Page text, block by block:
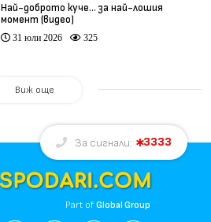
Най-доброто куче… за най-лошия
момент (видео)
31 юли 2026 325
Виж още
За сигнали: 3333
Part ofGlobal Group